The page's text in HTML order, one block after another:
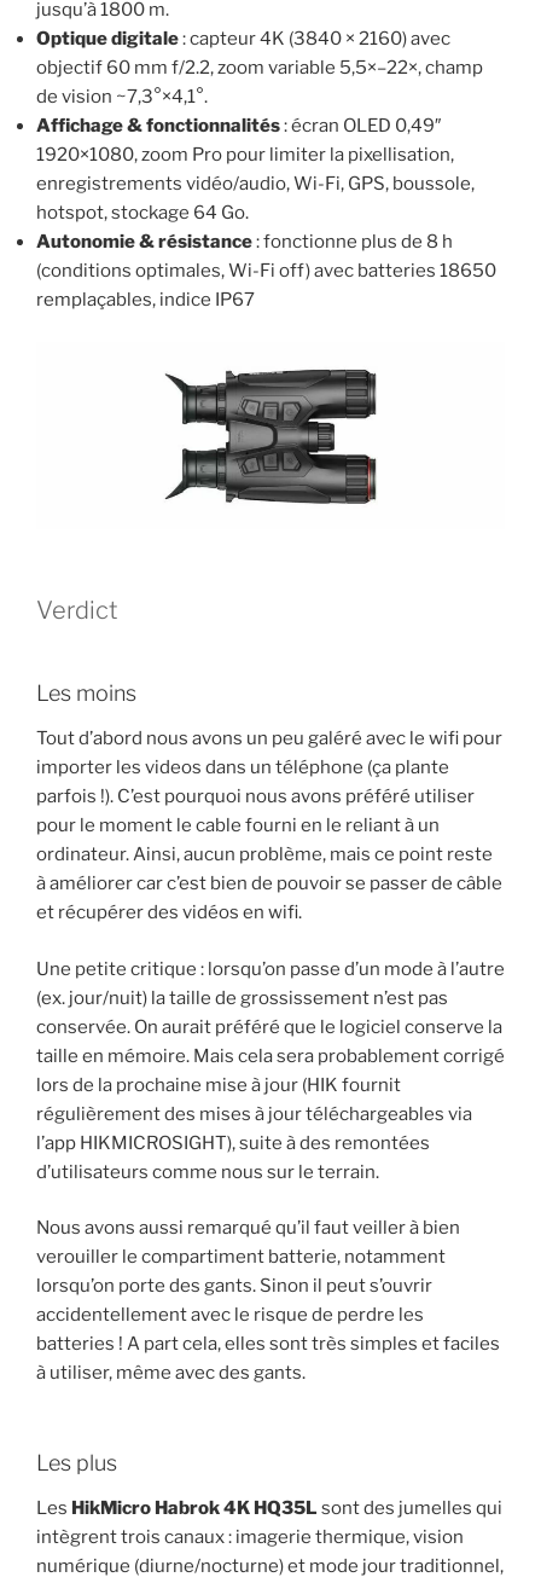
jusqu’à 1800 m.
Optique digitale: capteur 4K (3840 × 2160) avec
objectif 60 mm f/2.2, zoom variable 5,5×–22×, champ
de vision ~7,3°×4,1°.
Affichage & fonctionnalités: écran OLED 0,49″
1920×1080, zoom Pro pour limiter la pixellisation,
enregistrements vidéo/audio, Wi-Fi, GPS, boussole,
hotspot, stockage 64 Go.
Autonomie & résistance: fonctionne plus de 8 h
(conditions optimales, Wi-Fi off) avec batteries 18650
remplaçables, indice IP67
Verdict
Les moins
Tout d’abord nous avons un peu galéré avec le wifi pour
importer les videos dans un téléphone (ça plante
parfois !). C’est pourquoi nous avons préféré utiliser
pour le moment le cable fourni en le reliant à un
ordinateur. Ainsi, aucun problème, mais ce point reste
à améliorer car c’est bien de pouvoir se passer de câble
et récupérer des vidéos en wifi.
Une petite critique : lorsqu’on passe d’un mode à l’autre
(ex. jour/nuit) la taille de grossissement n’est pas
conservée. On aurait préféré que le logiciel conserve la
taille en mémoire. Mais cela sera probablement corrigé
lors de la prochaine mise à jour (HIK fournit
régulièrement des mises à jour téléchargeables via
l’app HIKMICROSIGHT), suite à des remontées
d’utilisateurs comme nous sur le terrain.
Nous avons aussi remarqué qu’il faut veiller à bien
verouiller le compartiment batterie, notamment
lorsqu’on porte des gants. Sinon il peut s’ouvrir
accidentellement avec le risque de perdre les
batteries ! A part cela, elles sont très simples et faciles
à utiliser, même avec des gants.
Les plus
Les HikMicro Habrok 4K HQ35L sont des jumelles qui
intègrent trois canaux : imagerie thermique, vision
numérique (diurne/nocturne) et mode jour traditionnel,